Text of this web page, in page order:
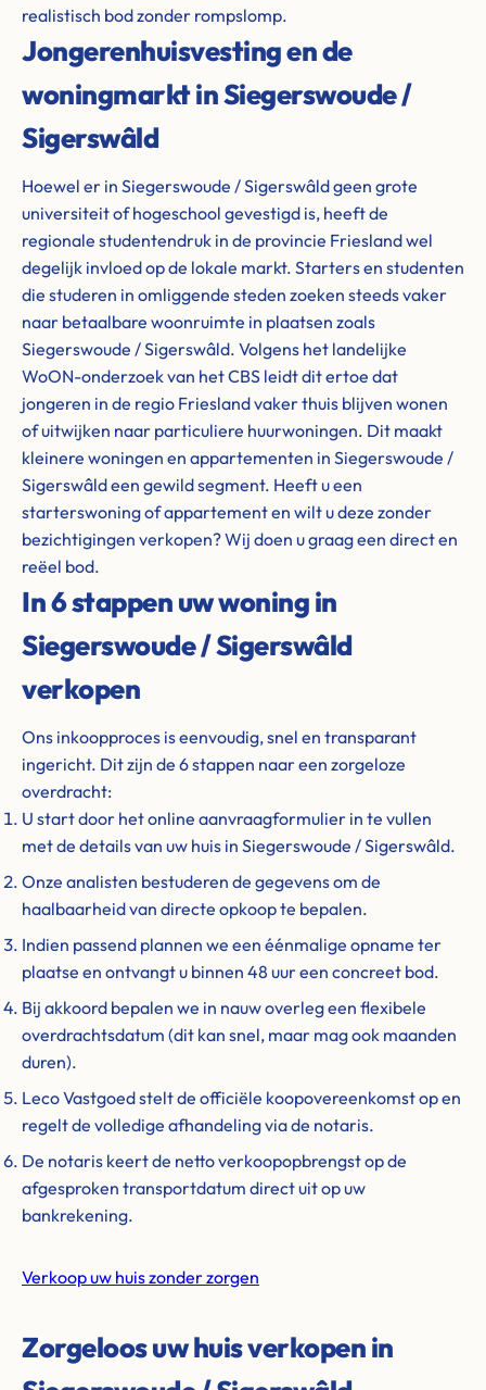
realistisch bod zonder rompslomp.
Jongerenhuisvesting en de
woningmarkt in Siegerswoude /
Sigerswâld
Hoewel er in Siegerswoude / Sigerswâld geen grote
universiteit of hogeschool gevestigd is, heeft de
regionale studentendruk in de provincie Friesland wel
degelijk invloed op de lokale markt. Starters en studenten
die studeren in omliggende steden zoeken steeds vaker
naar betaalbare woonruimte in plaatsen zoals
Siegerswoude / Sigerswâld. Volgens het landelijke
WoON-onderzoek van het CBS leidt dit ertoe dat
jongeren in de regio Friesland vaker thuis blijven wonen
of uitwijken naar particuliere huurwoningen. Dit maakt
kleinere woningen en appartementen in Siegerswoude /
Sigerswâld een gewild segment. Heeft u een
starterswoning of appartement en wilt u deze zonder
bezichtigingen verkopen? Wij doen u graag een direct en
reëel bod.
In 6 stappen uw woning in
Siegerswoude / Sigerswâld
verkopen
Ons inkoopproces is eenvoudig, snel en transparant
ingericht. Dit zijn de 6 stappen naar een zorgeloze
overdracht:
U start door het online aanvraagformulier in te vullen
met de details van uw huis in Siegerswoude / Sigerswâld.
Onze analisten bestuderen de gegevens om de
haalbaarheid van directe opkoop te bepalen.
Indien passend plannen we een éénmalige opname ter
plaatse en ontvangt u binnen 48 uur een concreet bod.
Bij akkoord bepalen we in nauw overleg een flexibele
overdrachtsdatum (dit kan snel, maar mag ook maanden
duren).
Leco Vastgoed stelt de officiële koopovereenkomst op en
regelt de volledige afhandeling via de notaris.
De notaris keert de netto verkoopopbrengst op de
afgesproken transportdatum direct uit op uw
bankrekening.
Verkoop uw huis zonder zorgen
Zorgeloos uw huis verkopen in